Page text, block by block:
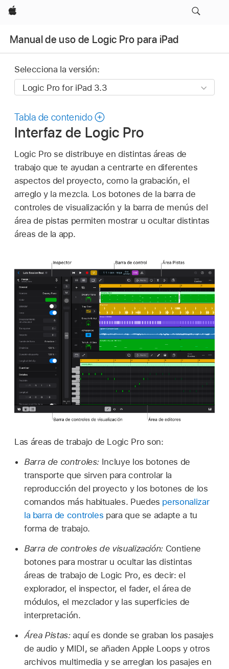
Apple
Manual de uso de Logic Pro para iPad
Selecciona la versión:
Tabla de contenido
Interfaz de Logic Pro
Logic Pro se distribuye en distintas áreas de
trabajo que te ayudan a centrarte en diferentes
aspectos del proyecto, como la grabación, el
arreglo y la mezcla. Los botones de la barra de
controles de visualización y la barra de menús del
área de pistas permiten mostrar u ocultar distintas
áreas de la app.
Las áreas de trabajo de Logic Pro son:
Barra de controles: Incluye los botones de
transporte que sirven para controlar la
reproducción del proyecto y los botones de los
comandos más habituales. Puedes personalizar
la barra de controles para que se adapte a tu
forma de trabajo.
Barra de controles de visualización: Contiene
botones para mostrar u ocultar las distintas
áreas de trabajo de Logic Pro, es decir: el
explorador, el inspector, el fader, el área de
módulos, el mezclador y las superficies de
interpretación.
Área Pistas:aquí es donde se graban los pasajes
de audio y MIDI, se añaden Apple Loops y otros
archivos multimedia y se arreglan los pasajes en